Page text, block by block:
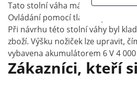
Tato stolní váha má různé,
Ovládání pomocí tlačítek je velmi
Při návrhu této stolní váhy byl
zboží. Výšku nožiček lze upravit,
vybavena akumulátorem 6 V 4
Zákazníci, kteří